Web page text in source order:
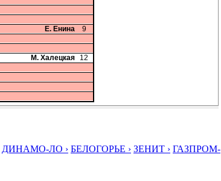
Е. Енина
9
М. Халецкая
12
ДИНАМО-ЛО › БЕЛОГОРЬЕ › ЗЕНИТ › ГАЗПРОМ-